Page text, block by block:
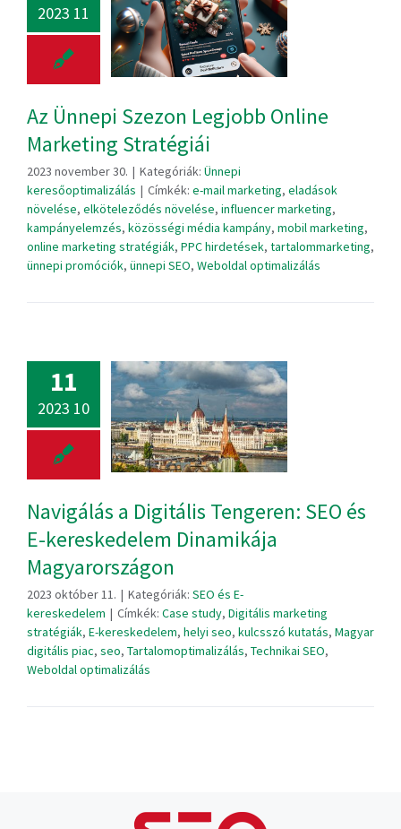
2023 11
Az Ünnepi Szezon Legjobb Online
Marketing Stratégiái
2023 november 30. | Kategóriák: Ünnepi
keresőoptimalizálás | Címkék: e-mail marketing, eladások
növelése, elköteleződés növelése, influencer marketing,
kampányelemzés, közösségi média kampány, mobil marketing,
online marketing stratégiák, PPC hirdetések, tartalommarketing,
ünnepi promóciók, ünnepi SEO, Weboldal optimalizálás
11
2023 10
Navigálás a Digitális Tengeren: SEO és
E-kereskedelem Dinamikája
Magyarországon
2023 október 11. | Kategóriák: SEO és E-
kereskedelem | Címkék: Case study, Digitális marketing
stratégiák, E-kereskedelem, helyi seo, kulcsszó kutatás, Magyar
digitális piac, seo, Tartalomoptimalizálás, Technikai SEO,
Weboldal optimalizálás